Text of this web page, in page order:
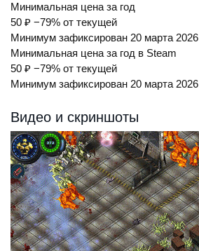
Минимальная цена за год
50 ₽ −79% от текущей
Минимум зафиксирован 20 марта 2026
Минимальная цена за год в Steam
50 ₽ −79% от текущей
Минимум зафиксирован 20 марта 2026
Видео и скриншоты